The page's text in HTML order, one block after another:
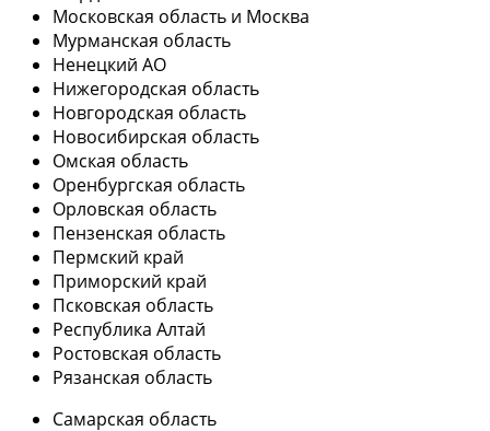
Московская область и Москва
Мурманская область
Ненецкий АО
Нижегородская область
Новгородская область
Новосибирская область
Омская область
Оренбургская область
Орловская область
Пензенская область
Пермский край
Приморский край
Псковская область
Республика Алтай
Ростовская область
Рязанская область
Самарская область